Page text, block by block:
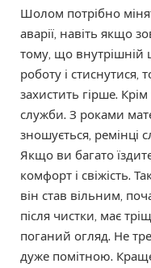
Шолом потрібно
аварії, навіть якщо
тому, що
роботу і стиснутися,
захистить гірше.
служби. З роками
зношується, ремінці
Якщо ви багато
комфорт і свіжість.
він став вільним,
після чистки, має
поганий огляд. Не
дуже помітною.